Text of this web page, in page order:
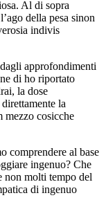
Al di sopra
della pesa sinon
indivis
approfondimenti
di ho riportato
la dose
la
mezzo cosicche
comprendere al base
ingenuo? Che
non molti tempo del
di ingenuo